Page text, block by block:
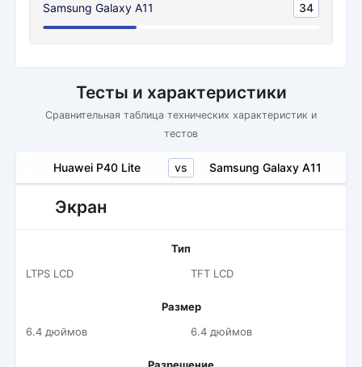
Samsung Galaxy A11 34
Тесты и характеристики
Сравнительная таблица технических характеристик и
тестов
Huawei P40 Lite vs Samsung Galaxy A11
Экран
Тип
LTPS LCD
TFT LCD
Размер
6.4 дюймов
6.4 дюймов